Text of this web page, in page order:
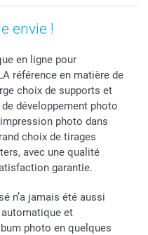
envie !
en ligne pour
référence en matière de
choix de supports et
développement photo
photo dans
choix de tirages
avec une qualité
garantie.
n’a jamais été aussi
et
photo en quelques